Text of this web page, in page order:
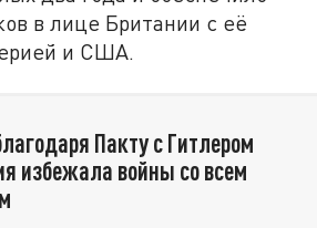
в лице Британии с её
и США.
Пакту с Гитлером
избежала войны со всем